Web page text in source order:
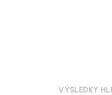
VÝSLEDKY